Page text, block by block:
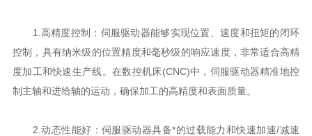
1.高精度控制：伺服驱动器能够实现位置、速度和扭矩的闭环
控制，具有纳米级的位置精度和毫秒级的响应速度，非常适合高精
度加工和快速生产线。在数控机床(CNC)中，伺服驱动器精准地控
制主轴和进给轴的运动，确保加工的高精度和表面质量。
2.动态性能好：伺服驱动器具备*的过载能力和快速加速/减速